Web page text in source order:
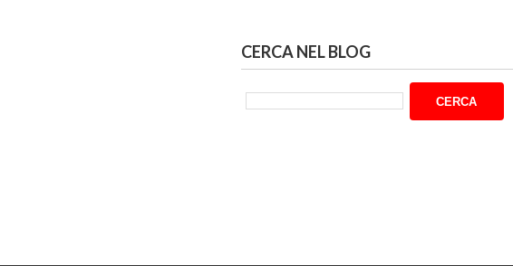
CERCA NEL BLOG